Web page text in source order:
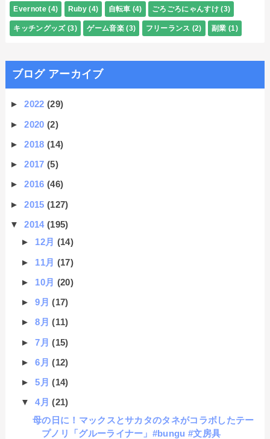
Evernote (4) Ruby (4) 自転車 (4) ごろごろにゃんすけ (3)
キッチングッズ (3) ゲーム音楽 (3) フリーランス (2) 副業 (1)
ブログ アーカイブ
►2022(29)
►2020(2)
►2018(14)
►2017(5)
►2016(46)
►2015(127)
▼2014(195)
► 12月 (14)
► 11月 (17)
► 10月 (20)
►9月(17)
►8月(11)
►7月(15)
►6月(12)
►5月(14)
▼4月(21)
母の日に！マックスとサカタのタネがコラボしたテー
プノリ「グルーライナー」#bungu #文房具